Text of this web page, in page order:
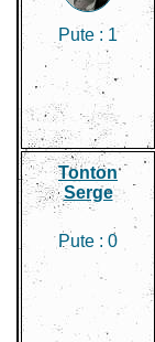
Pute : 1
Tonton
Serge
Pute : 0